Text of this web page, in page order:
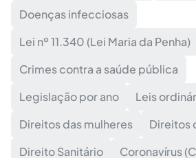
Doenças infecciosas
Lei nº 11.340 (Lei Maria da Penha)
Crimes contra a saúde pública
Legislação por ano
Leis
Direitos das mulheres
Direitos
Direito Sanitário
Coronavírus